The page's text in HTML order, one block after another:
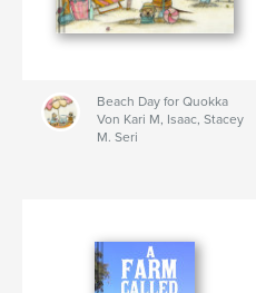
Beach Day for Quokka
Von Kari M, Isaac, Stacey
M. Seri